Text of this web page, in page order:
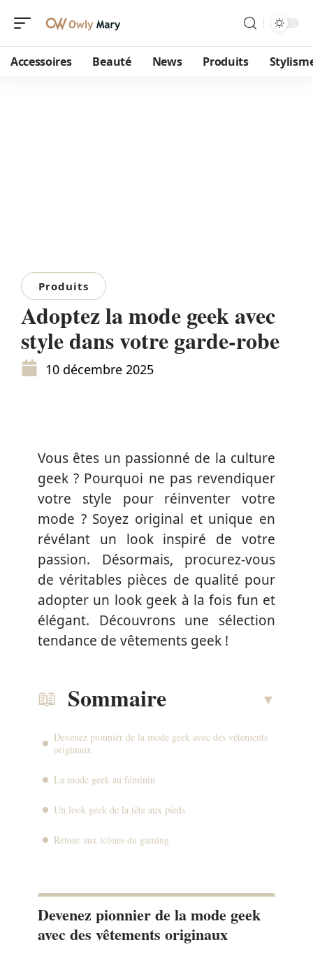
Accessoires Beauté News Produits
Produits
Adoptez la mode geek avec
style dans votre garde-robe
10 décembre 2025
Vous êtes un passionné de la culture
geek ? Pourquoi ne pas revendiquer
votre style pour réinventer votre
mode ? Soyez original et unique en
révélant un look inspiré de votre
passion. Désormais, procurez-vous
de véritables pièces de qualité pour
adopter un look geek à la fois fun et
élégant. Découvrons une sélection
tendance de vêtements geek !
Sommaire
Devenez pionnier de la mode geek avec des vêtements
originaux
La mode geek au féminin
Un look geek de la tête aux pieds
Retour aux icônes du gaming
Devenez pionnier de la mode geek
avec des vêtements originaux